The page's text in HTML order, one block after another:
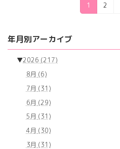
の
ペ
固
定
1
固
2
年月別アーカイブ
▼2026 (217)
8月 (6)
7月 (31)
6月 (29)
5月 (31)
4月 (30)
3月 (31)